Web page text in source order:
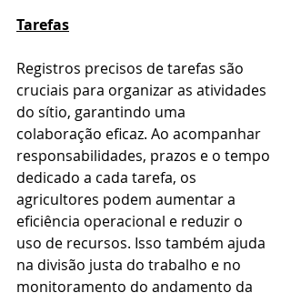
Tarefas
Registros precisos de tarefas são
cruciais para organizar as atividades
do sítio, garantindo uma
colaboração eficaz. Ao acompanhar
responsabilidades, prazos e o tempo
dedicado a cada tarefa, os
agricultores podem aumentar a
eficiência operacional e reduzir o
uso de recursos. Isso também ajuda
na divisão justa do trabalho e no
monitoramento do andamento da